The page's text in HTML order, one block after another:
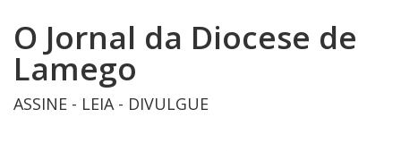
O Jornal da Diocese de
Lamego
ASSINE - LEIA - DIVULGUE